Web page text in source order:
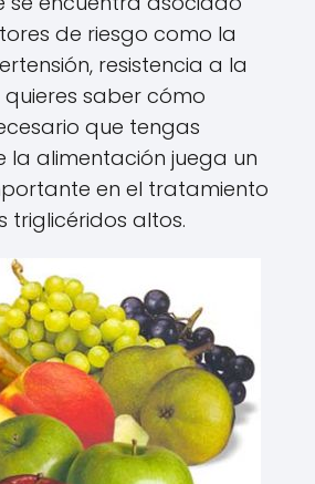
de riesgo como la
resistencia a la
quieres saber cómo
que tengas
la alimentación juega un
en el tratamiento
triglicéridos altos.